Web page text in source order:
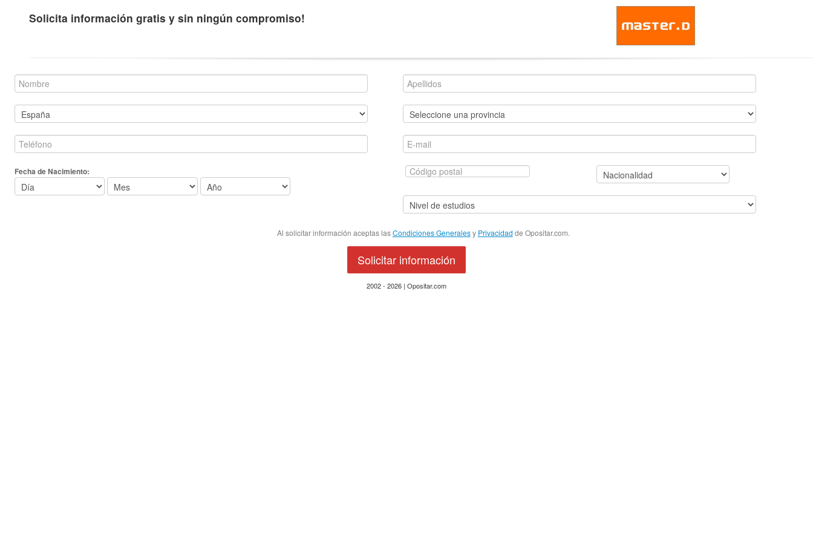
Solicita información gratis y sin ningún compromiso!
Fecha de Nacimiento:
Al solicitar información aceptas lasCondiciones Generalesy Privacidad de Opositar.com.
Solicitar información
2002 - 2026 | Opositar.com